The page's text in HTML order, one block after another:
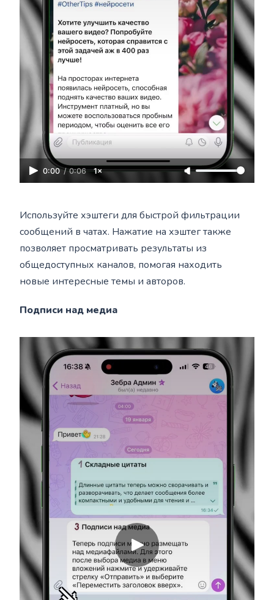
0:00 / 0:06 1×
Используйте хэштеги для быстрой фильтрации
сообщений в чатах. Нажатие на хэштег также
позволяет просматривать результаты из
общедоступных каналов, помогая находить
новые интересные темы и авторов.
Подписи над медиа